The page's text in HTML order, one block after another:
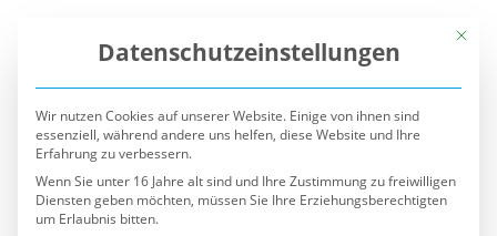
Mit
Datenschutzeinstellungen
Wir nutzen Cookies auf unserer Website. Einige von ihnen sind
essenziell, während andere uns helfen, diese Website und Ihre
Erfahrung zu verbessern.
Wenn Sie unter 16 Jahre alt sind und Ihre Zustimmung zu freiwilligen
Diensten geben möchten, müssen Sie Ihre Erziehungsberechtigten
um Erlaubnis bitten.